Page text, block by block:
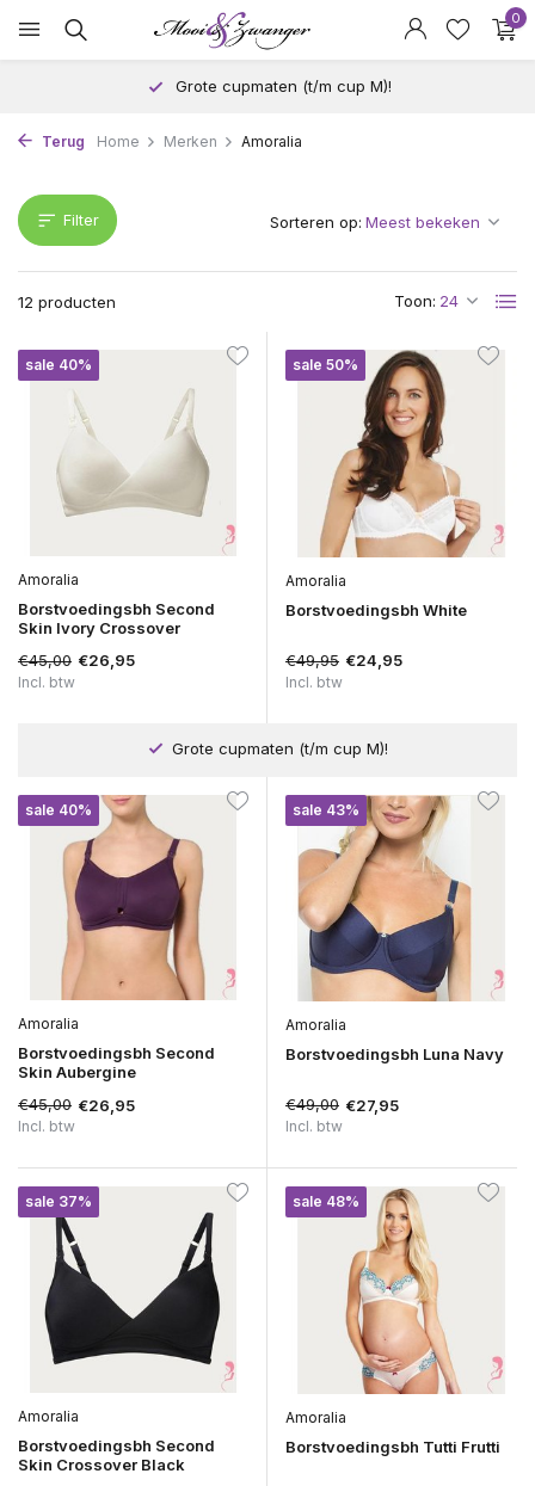
0
Grote cupmaten (t/m cup M)!
Terug Home Merken Amoralia
Filter
12 producten Toon:
Sorteren op:
sale 40%
Amoralia
Borstvoedingsbh Second
Skin Ivory Crossover
€45,00 €26,95
Incl. btw
sale 50%
Amoralia
Borstvoedingsbh White
€49,95 €24,95
Incl. btw
Grote cupmaten (t/m cup M)!
sale 40%
Amoralia
Borstvoedingsbh Second
Skin Aubergine
€45,00 €26,95
Incl. btw
sale 43%
Amoralia
Borstvoedingsbh Luna Navy
€49,00 €27,95
Incl. btw
sale 37%
Amoralia
Borstvoedingsbh Second
Skin Crossover Black
sale 48%
Amoralia
Borstvoedingsbh Tutti Frutti